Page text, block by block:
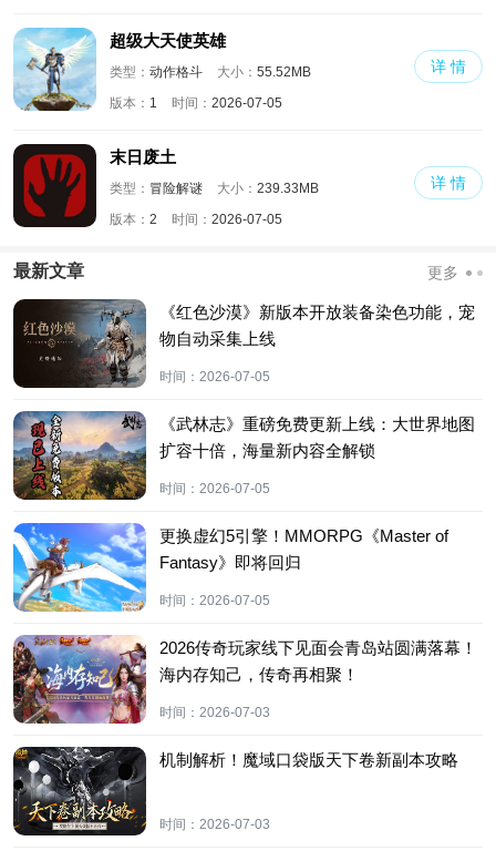
超级大天使英雄
类型： 动作格斗 大小： 55.52MB
版本： 1 时间： 2026-07-05
详 情
末日废土
类型： 冒险解谜 大小： 239.33MB
版本： 2 时间： 2026-07-05
详 情
最新文章 更多
《红色沙漠》新版本开放装备染色功能，宠
物自动采集上线
时间： 2026-07-05
《武林志》重磅免费更新上线：大世界地图
扩容十倍，海量新内容全解锁
时间： 2026-07-05
更换虚幻5引擎！MMORPG《Master of
Fantasy》即将回归
时间： 2026-07-05
2026传奇玩家线下见面会青岛站圆满落幕！
海内存知己，传奇再相聚！
时间： 2026-07-03
机制解析！魔域口袋版天下卷新副本攻略
时间： 2026-07-03